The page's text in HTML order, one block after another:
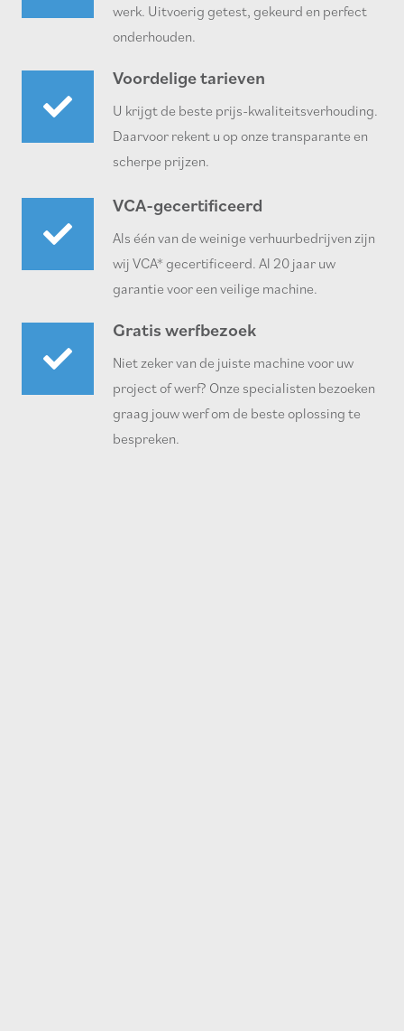
werk. Uitvoerig getest, gekeurd en perfect
onderhouden.
Voordelige tarieven
U krijgt de beste prijs-kwaliteitsverhouding.
Daarvoor rekent u op onze transparante en
scherpe prijzen.
VCA-gecertificeerd
Als één van de weinige verhuurbedrijven zijn
wij VCA* gecertificeerd. Al 20 jaar uw
garantie voor een veilige machine.
Gratis werfbezoek
Niet zeker van de juiste machine voor uw
project of werf? Onze specialisten bezoeken
graag jouw werf om de beste oplossing te
bespreken.